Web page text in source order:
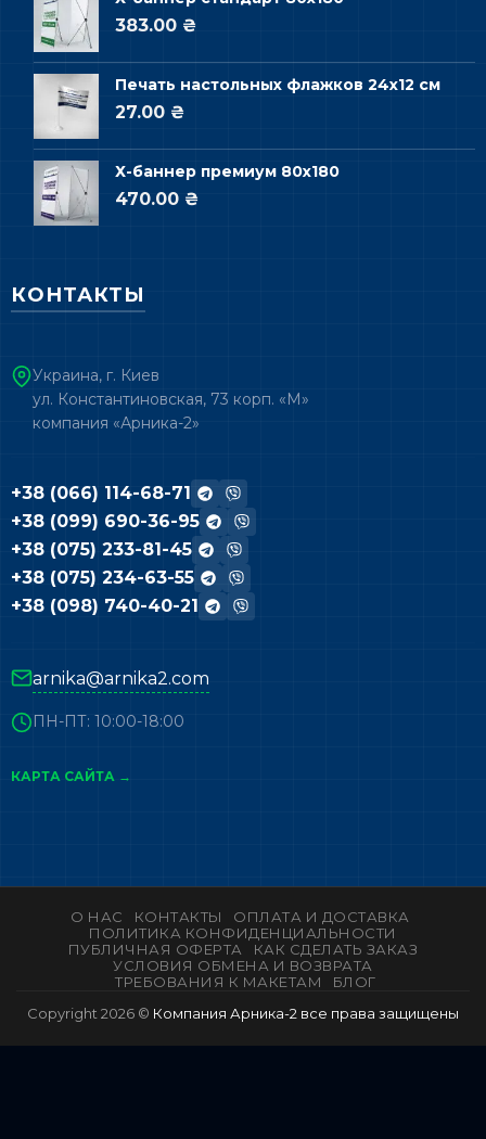
383.00 ₴
Печать настольных флажков 24х12 см
27.00 ₴
Х-баннер премиум 80х180
470.00 ₴
КОНТАКТЫ
Украина, г. Киев
ул. Константиновская, 73 корп. «М»
компания «Арника-2»
+38 (066) 114-68-71
+38 (099) 690-36-95
+38 (075) 233-81-45
+38 (075) 234-63-55
+38 (098) 740-40-21
arnika@arnika2.com
ПН-ПТ: 10:00-18:00
КАРТА САЙТА →
О НАС КОНТАКТЫ
ОПЛАТА И ДОСТАВКА
ПОЛИТИКА КОНФИДЕНЦИАЛЬНОСТИ
ПУБЛИЧНАЯ ОФЕРТА
КАК СДЕЛАТЬ ЗАКАЗ
УСЛОВИЯ ОБМЕНА И ВОЗВРАТА
ТРЕБОВАНИЯ К МАКЕТАМ
БЛОГ
Copyright 2026 © Компания Арника-2 все права защищены